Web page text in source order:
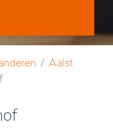
Aalst